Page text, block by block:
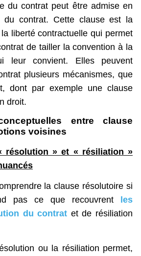
du contrat peut être admise en
du contrat. Cette clause est la
liberté contractuelle qui permet
de tailler la convention à la
leur convient. Elles peuvent
plusieurs mécanismes, que
dont par exemple une clause
droit.
entre clause
voisines
résolution » et « résiliation »
la clause résolutoire si
pas ce que recouvrent
les
du contrat et de résiliation
ou la résiliation permet,